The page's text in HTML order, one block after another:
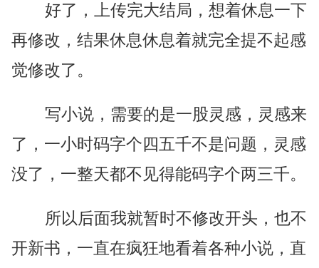
好了，上传完大结局，想着休息一下
再修改，结果休息休息着就完全提不起感
觉修改了。
写小说，需要的是一股灵感，灵感来
了，一小时码字个四五千不是问题，灵感
没了，一整天都不见得能码字个两三千。
所以后面我就暂时不修改开头，也不
开新书，一直在疯狂地看着各种小说，直